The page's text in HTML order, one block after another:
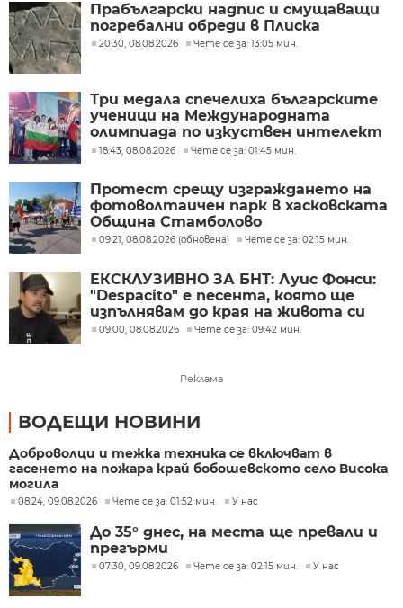
Прабългарски надпис и смущаващи
погребални обреди в Плиска
20:30, 08.08.2026 Чете се за: 13:05 мин.
Три медала спечелиха българските
ученици на Международната
олимпиада по изкуствен интелект
в Казахстан
18:43, 08.08.2026 Чете се за: 01:45 мин.
Протест срещу изграждането на
фотоволтаичен парк в хасковската
Община Стамболово
09:21, 08.08.2026 (обновена) Чете се за: 02:15 мин.
ЕКСКЛУЗИВНО ЗА БНТ: Луис Фонси:
"Despacito" е песента, която ще
изпълнявам до края на живота си
09:00, 08.08.2026 Чете се за: 09:42 мин.
Реклама
ВОДЕЩИ НОВИНИ
Доброволци и тежка техника се включват в
гасенето на пожара край бобошевското село Висока
могила
08:24, 09.08.2026 Чете се за: 01:52 мин. У нас
До 35° днес, на места ще превали и
прегърми
07:30, 09.08.2026 Чете се за: 02:15 мин. У нас